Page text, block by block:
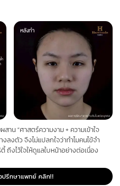
น “ศาสตร์ความงาม + ความเข้าใจ
ลงตัว จึงไม่แปลกใจว่าทําไมคนไข้จํา
ถึงไว้ใจให้ดูแลใบหน้าอย่างต่อเนื่อง
ปรึกษาแพทย์ คลิก!!